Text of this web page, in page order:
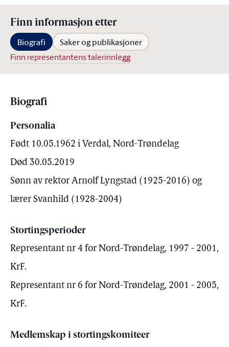
Finn informasjon etter
Biografi Saker og publikasjoner
Finn representantens talerinnlegg
Biografi
Personalia
Født 10.05.1962 i Verdal, Nord-Trøndelag
Død 30.05.2019
Sønn av rektor Arnolf Lyngstad (1925-2016) og
lærer Svanhild (1928-2004)
Stortingsperioder
Representant nr 4 for Nord-Trøndelag, 1997 - 2001,
KrF.
Representant nr 6 for Nord-Trøndelag, 2001 - 2005,
KrF.
Medlemskap i stortingskomiteer